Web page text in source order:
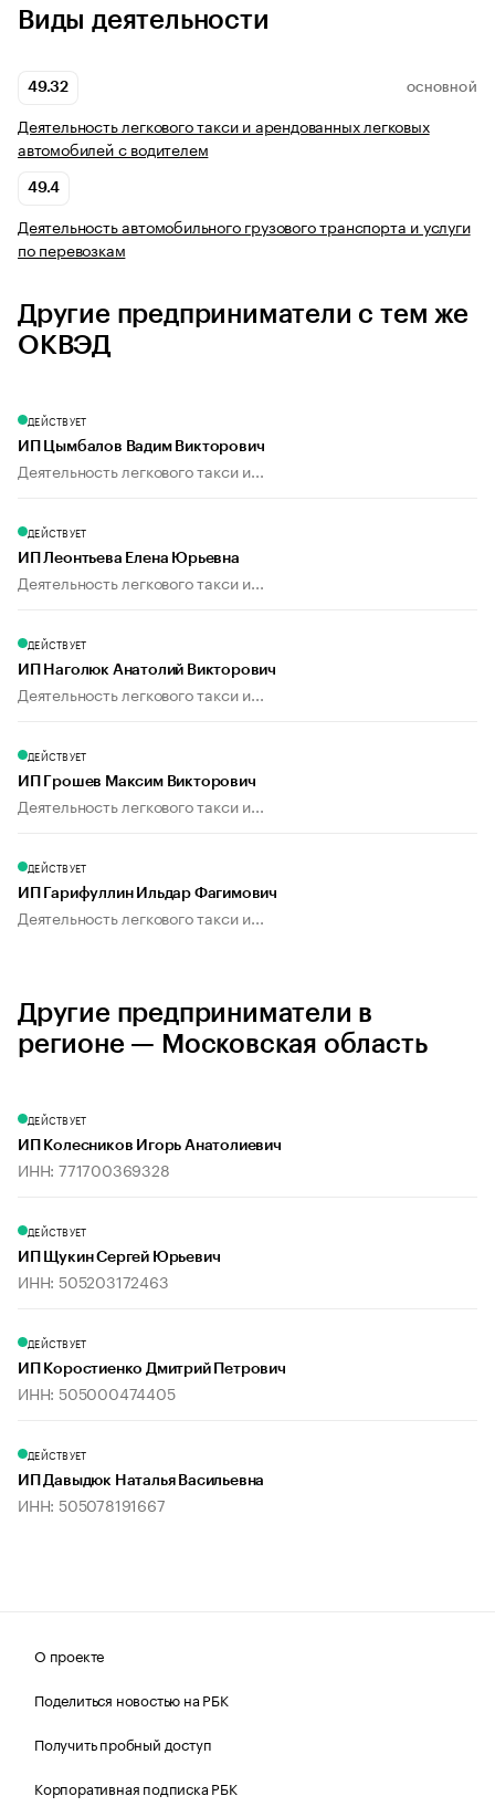
Виды деятельности
49.32 ОСНОВНОЙ
Деятельность легкового такси и арендованных легковых
автомобилей с водителем
49.4
Деятельность автомобильного грузового транспорта и услуги
по перевозкам
Другие предприниматели с тем же
ОКВЭД
ДЕЙСТВУЕТ
ИП Цымбалов Вадим Викторович
Деятельность легкового такси и...
ДЕЙСТВУЕТ
ИП Леонтьева Елена Юрьевна
Деятельность легкового такси и...
ДЕЙСТВУЕТ
ИП Наголюк Анатолий Викторович
Деятельность легкового такси и...
ДЕЙСТВУЕТ
ИП Грошев Максим Викторович
Деятельность легкового такси и...
ДЕЙСТВУЕТ
ИП Гарифуллин Ильдар Фагимович
Деятельность легкового такси и...
Другие предприниматели в
регионе — Московская область
ДЕЙСТВУЕТ
ИП Колесников Игорь Анатолиевич
ИНН: 771700369328
ДЕЙСТВУЕТ
ИП Щукин Сергей Юрьевич
ИНН: 505203172463
ДЕЙСТВУЕТ
ИП Коростиенко Дмитрий Петрович
ИНН: 505000474405
ДЕЙСТВУЕТ
ИП Давыдюк Наталья Васильевна
ИНН: 505078191667
О проекте
Поделиться новостью на РБК
Получить пробный доступ
Корпоративная подписка РБК